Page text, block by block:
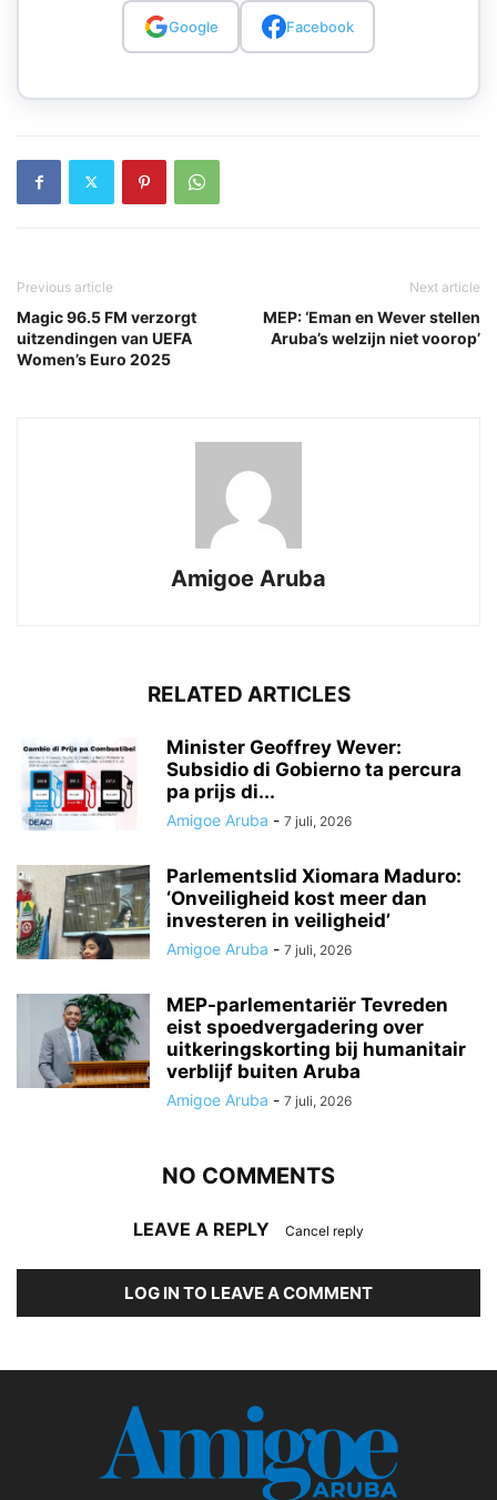
Google Facebook
Previous article
Magic 96.5 FM verzorgt
uitzendingen van UEFA
Women’s Euro 2025
Next article
MEP: ‘Eman en Wever stellen
Aruba’s welzijn niet voorop’
Amigoe Aruba
RELATED ARTICLES
Minister Geoffrey Wever:
Subsidio di Gobierno ta percura
pa prijs di...
Amigoe Aruba - 7 juli, 2026
Parlementslid Xiomara Maduro:
‘Onveiligheid kost meer dan
investeren in veiligheid’
Amigoe Aruba - 7 juli, 2026
MEP-parlementariër Tevreden
eist spoedvergadering over
uitkeringskorting bij humanitair
verblijf buiten Aruba
Amigoe Aruba - 7 juli, 2026
NO COMMENTS
LEAVE A REPLY Cancel reply
LOG IN TO LEAVE A COMMENT